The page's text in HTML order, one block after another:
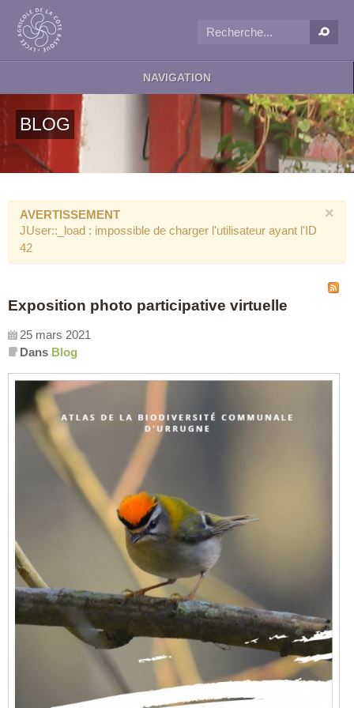
NAVIGATION
BLOG
×
AVERTISSEMENT
JUser::_load : impossible de charger l'utilisateur ayant l'ID
42
Exposition photo participative virtuelle
25 mars 2021
Dans Blog